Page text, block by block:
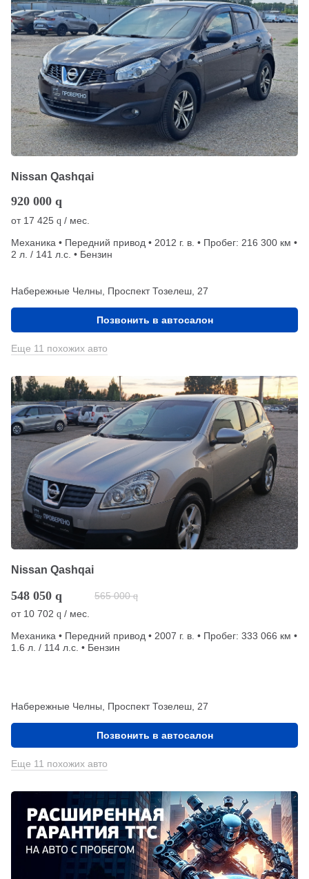
Nissan Qashqai
920 000 q
от 17 425 q / мес.
Механика • Передний привод • 2012 г. в. • Пробег: 216 300 км •
2 л. / 141 л.с. • Бензин
Набережные Челны, Проспект Тозелеш, 27
Позвонить в автосалон
Еще 11 похожих авто
Nissan Qashqai
548 050 q 565 000 q
от 10 702 q / мес.
Механика • Передний привод • 2007 г. в. • Пробег: 333 066 км •
1.6 л. / 114 л.с. • Бензин
Набережные Челны, Проспект Тозелеш, 27
Позвонить в автосалон
Еще 11 похожих авто